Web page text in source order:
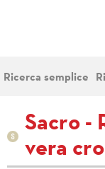
Ricerca semplice
Sacro -
vera